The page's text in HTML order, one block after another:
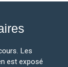
Les
est exposé